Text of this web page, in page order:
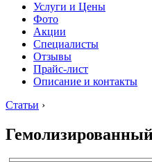
Услуги и Цены
Фото
Акции
Специалисты
Отзывы
Прайс-лист
Описание и контакты
Статьи ›